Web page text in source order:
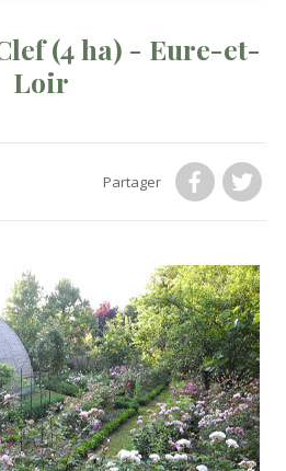
(4 ha) - Eure-et-
Loir
Partager